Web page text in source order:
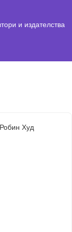
и издателства
Робин Худ